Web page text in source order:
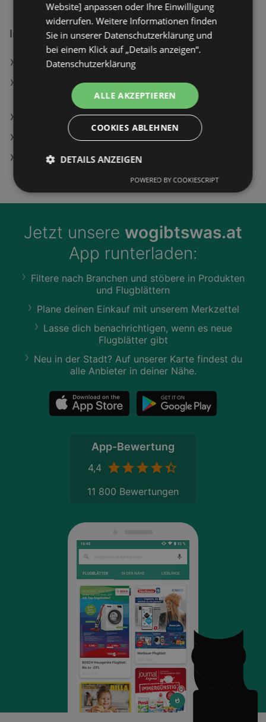
Interessantes auf wogibtswas.at
Philips Barttrimmer Series 3000 BT3615/15
Sanotechnik SPA30 Split White 175x115x70 cm
Lagerhaus Filialen in Kirchdorf an der Krems
CINEPLEXX Filialen in Kirchdorf an der Krems
Douglas Filialen in Kirchdorf an der Krems
Jetzt unsere wogibtswas.at
App runterladen:
Filtere nach Branchen und stöbere in Produkten
und Flugblättern
Plane deinen Einkauf mit unserem Merkzettel
Lasse dich benachrichtigen, wenn es neue
Flugblätter gibt
Neu in der Stadt? Auf unserer Karte findest du
alle Anbieter in deiner Nähe.
App-Bewertung
4,4
11 800 Bewertungen
Website] anpassen oder Ihre Einwilligung
widerrufen. Weitere Informationen finden
Sie in unserer Datenschutzerklärung und
bei einem Klick auf „Details anzeigen“.
Datenschutzerklärung
ALLE AKZEPTIEREN
COOKIES ABLEHNEN
DETAILS ANZEIGEN
POWERED BY COOKIESCRIPT